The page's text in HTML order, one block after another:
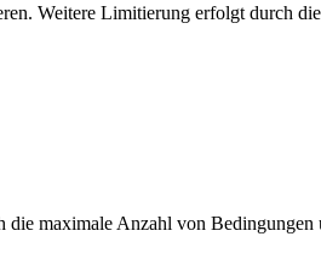
Weitere Limitierung erfolgt durch
maximale Anzahl von